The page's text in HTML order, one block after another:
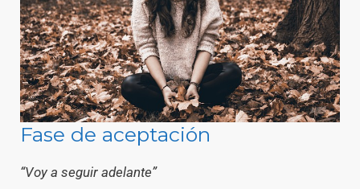
Fase de aceptación
“Voy a seguir adelante”